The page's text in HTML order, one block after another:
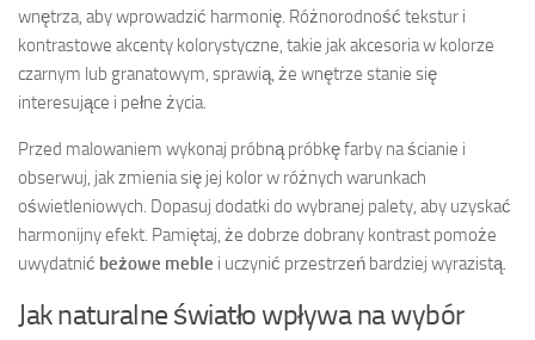
wnętrza, aby wprowadzić harmonię. Różnorodność tekstur i
kontrastowe akcenty kolorystyczne, takie jak akcesoria w kolorze
czarnym lub granatowym, sprawią, że wnętrze stanie się
interesujące i pełne życia.
Przed malowaniem wykonaj próbną próbkę farby na ścianie i
obserwuj, jak zmienia się jej kolor w różnych warunkach
oświetleniowych. Dopasuj dodatki do wybranej palety, aby uzyskać
harmonijny efekt. Pamiętaj, że dobrze dobrany kontrast pomoże
uwydatnić beżowe meble i uczynić przestrzeń bardziej wyrazistą.
Jak naturalne światło wpływa na wybór